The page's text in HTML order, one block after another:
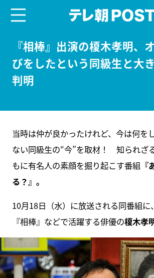
『相棒』出演の榎木孝明、
びをしたという同級生と大
判明
当時は仲が良かったけれど、今は何を
ない同級生の“今”を取材！ 知られざ
もに有名人の素顔を掘り起こす番組
る？』。
10月18日（水）に放送される同番組に
『相棒』などで活躍する俳優の榎木孝